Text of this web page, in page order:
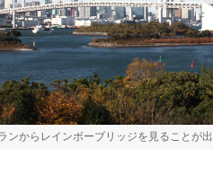
ンからレインボーブリッジを見ることが